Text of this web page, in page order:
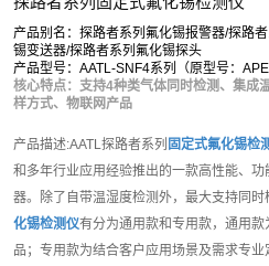
产品别名：探路者系列氟化锡报警器/探路
锡变送器/探路者系列氟化锡探头
产品型号：AATL-SNF4系列（原型号：
核心特点：支持4种类气体同时检测、集成
样方式、物联网产品
产品描述:AATL探路者系列 固定式氟化锡检
和多年行业应用经验推出的一款高性能、
器。除了自带温湿度检测外，最大支持同时
化锡检测仪有分为通用款和专用款，通用
品；专用款为结合客户应用场景及需求专